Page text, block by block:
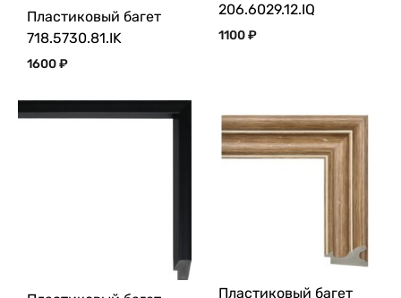
Пластиковый багет
718.5730.81.IK
1600₽
206.6029.12.IQ
1100₽
Пластиковый багет